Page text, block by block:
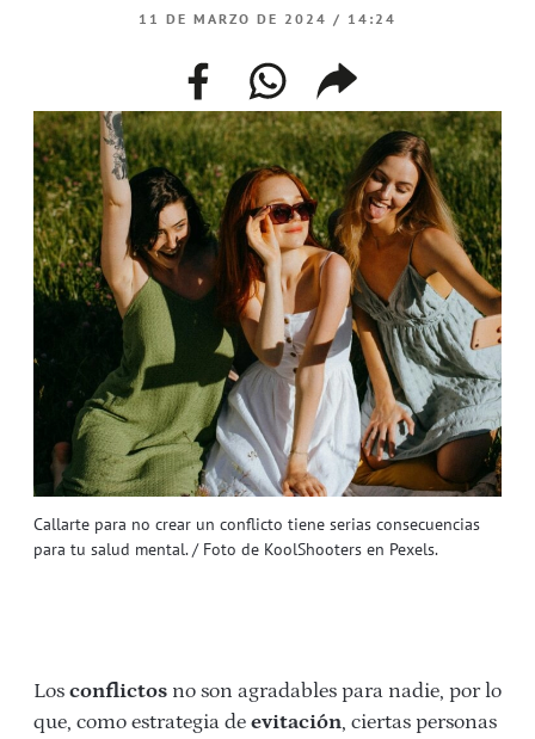
Callarte para no crear un conflicto tiene serias consecuencias
para tu salud mental. / Foto de KoolShooters en Pexels.
11 DE MARZO DE 2024 / 14:24
facebookwhatsappcompartir
enlace
Los conflictos no son agradables para nadie, por lo
que, como estrategia de evitación, ciertas personas